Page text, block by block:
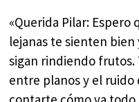
«Querida Pilar: Espero
lejanas te sienten
sigan rindiendo frutos.
entre planos y el ruido